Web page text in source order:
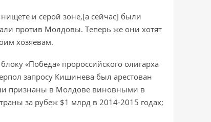
и серой зоне,[а сейчас] были
против Молдовы. Теперь же они хотят
хозяевам.
«Победа» пророссийского олигарха
запросу Кишинева был арестован
признаны в Молдове виновными в
за рубеж $1 млрд в 2014-2015 годах;